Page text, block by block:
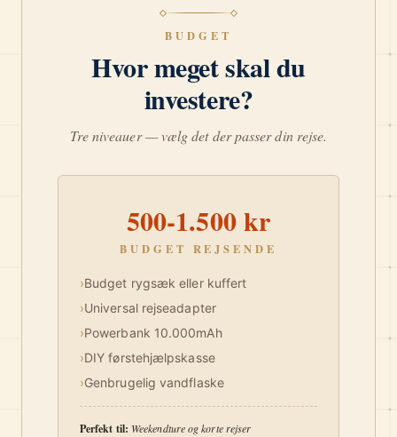
BUDGET
Hvor meget skal du
investere?
Tre niveauer — vælg det der passer din rejse.
500-1.500 kr
BUDGET REJSENDE
›Budget rygsæk eller kuffert
›Universal rejseadapter
›Powerbank 10.000mAh
›DIY førstehjælpskasse
›Genbrugelig vandflaske
Perfekt til: Weekendture og korte rejser